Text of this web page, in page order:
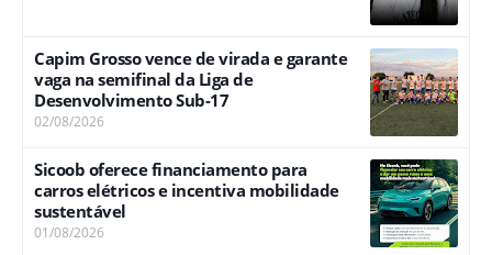
Capim Grosso vence de virada e garante
vaga na semifinal da Liga de
Desenvolvimento Sub-17
02/08/2026
Sicoob oferece financiamento para
carros elétricos e incentiva mobilidade
sustentável
01/08/2026